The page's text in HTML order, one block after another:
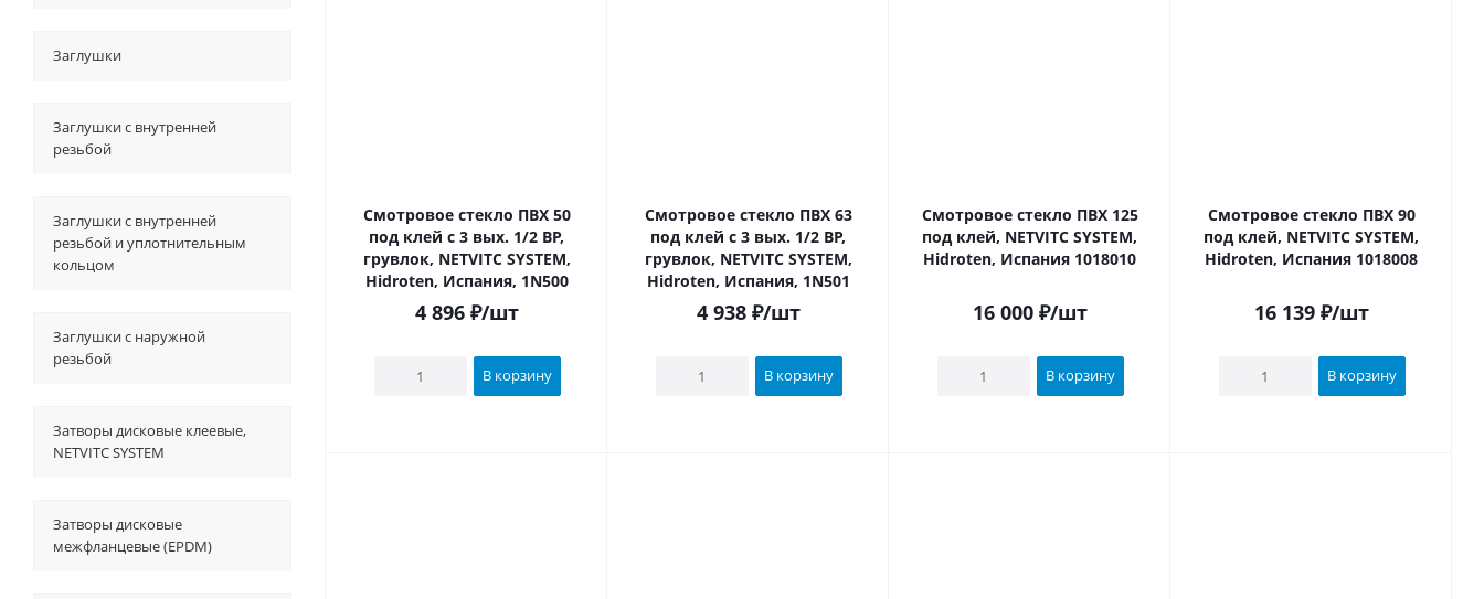
Смотровое стекло ПВХ 50
под клей c 3 вых. 1/2 ВР,
грувлок, NETVITC SYSTEM,
Hidroten, Испания, 1N500
4 896₽/шт
В корзину
Смотровое стекло ПВХ 63
под клей c 3 вых. 1/2 ВР,
грувлок, NETVITC SYSTEM,
Hidroten, Испания, 1N501
4 938₽/шт
В корзину
Смотровое стекло ПВХ 125
под клей, NETVITC SYSTEM,
Hidroten, Испания 1018010
16 000₽/шт
В корзину
Смотровое стекло ПВХ 90
под клей, NETVITC SYSTEM,
Hidroten, Испания 1018008
16 139₽/шт
В корзину
Заглушки
Заглушки с внутренней
резьбой
Заглушки с внутренней
резьбой и уплотнительным
кольцом
Заглушки с наружной
резьбой
Затворы дисковые клеевые,
NETVITC SYSTEM
Затворы дисковые
межфланцевые (EPDM)